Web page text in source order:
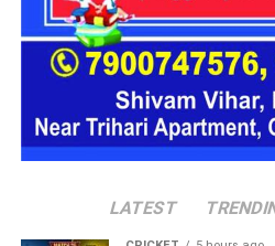
की ओर से जारी दिशा-निर्देशों का पालन
अन्य जिलों में भी
की संभावनाLATEST